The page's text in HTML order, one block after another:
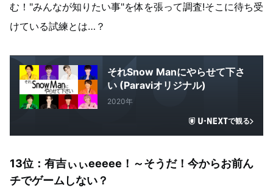
む！"みんなが知りたい事"を体を張って調査!そこに待ち受
けている試練とは…？
それSnow Manにやらせて下さ
い (Paraviオリジナル)
2020年
で観る
13位：有吉ぃぃeeeee！～そうだ！今からお前ん
チでゲームしない？